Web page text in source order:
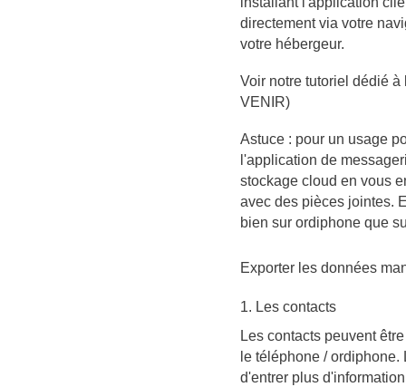
directement via votre
votre hébergeur.
Voir notre tutoriel dédié
VENIR)
Astuce : pour un usage
l'application de
stockage cloud en vous
avec des pièces jointes.
bien sur ordiphone que
Exporter les données
1. Les contacts
Les contacts peuvent
le téléphone /
d'entrer plus